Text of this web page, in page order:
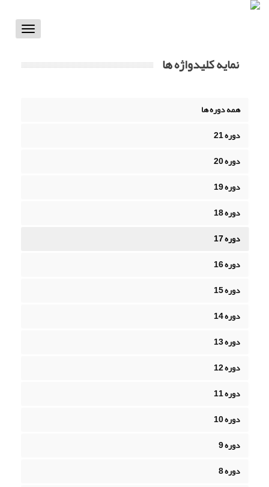
Toggle
نمایه کلیدواژه ها
همه دوره ها
دوره 21
دوره 20
دوره 19
دوره 18
دوره 17
دوره 16
دوره 15
دوره 14
دوره 13
دوره 12
دوره 11
دوره 10
دوره 9
دوره 8